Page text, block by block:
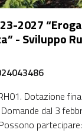
2027
- Sviluppo
Dotazione
dal 3